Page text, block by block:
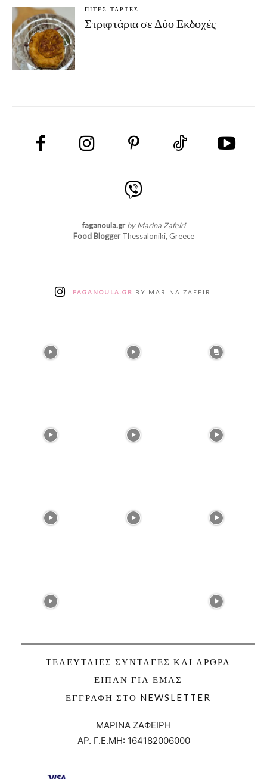
ΠΊΤΕΣ-ΤΆΡΤΕΣ
Στριφτάρια σε Δύο Εκδοχές
faganoula.gr by Marina Zafeiri
Food BloggerThessaloniki, Greece
FAGANOULA.GR BY MARINA ZAFEIRI
ΤΕΛΕΥΤΑΊΕΣ ΣΥΝΤΑΓΈΣ ΚΑΙ ΆΡΘΡΑ
ΕΊΠΑΝ ΓΙΑ ΕΜΆΣ
ΕΓΓΡΑΦΉ ΣΤΟ NEWSLETTER
ΜΑΡΙΝΑ ΖΑΦΕΙΡΗ
ΑΡ. Γ.Ε.ΜΗ: 164182006000